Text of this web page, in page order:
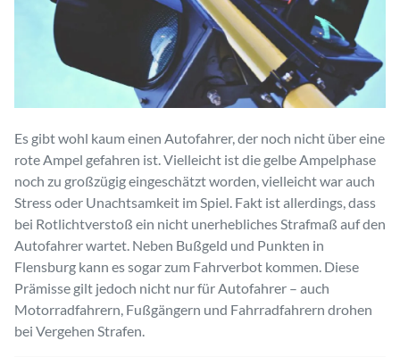
Es gibt wohl kaum einen Autofahrer, der noch nicht über eine
rote Ampel gefahren ist. Vielleicht ist die gelbe Ampelphase
noch zu großzügig eingeschätzt worden, vielleicht war auch
Stress oder Unachtsamkeit im Spiel. Fakt ist allerdings, dass
bei Rotlichtverstoß ein nicht unerhebliches Strafmaß auf den
Autofahrer wartet. Neben Bußgeld und Punkten in
Flensburg kann es sogar zum Fahrverbot kommen. Diese
Prämisse gilt jedoch nicht nur für Autofahrer – auch
Motorradfahrern, Fußgängern und Fahrradfahrern drohen
bei Vergehen Strafen.